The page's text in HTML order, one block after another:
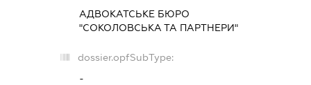
АДВОКАТСЬКЕ БЮРО
"СОКОЛОВСЬКА ТА ПАРТНЕРИ"
dossier.opfSubType:
-